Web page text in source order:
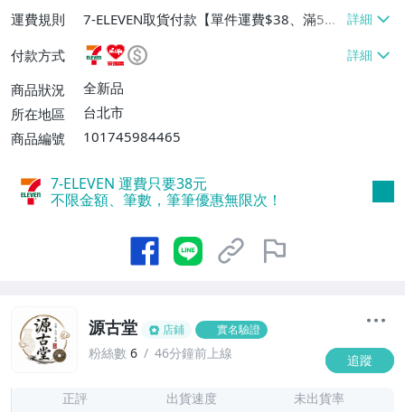
運費規則
7-ELEVEN取貨付款【單件運費$38、滿5件
或消費滿$1298免運費】、7-ELEVEN取貨
不付款【免運費】、萊爾富取貨付款【單件
運費$60、滿5件或消費滿$1298免運
費】、宅配/貨運【單件運費$120、滿5件
付款方式
商品狀況
全新品
所在地區
台北市
商品編號
101745984465
7-ELEVEN 運費只要38元
不限金額、筆數，筆筆優惠無限次！
源古堂 店鋪 實名驗證
粉絲數 6 46分鐘前上線 追蹤
正評 出貨速度 未出貨率